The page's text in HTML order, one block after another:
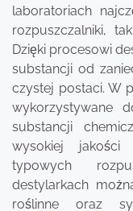
laboratoriach
rozpuszczalniki,
Dzięki procesowi
substancji od
czystej postaci. W
wykorzystywane
substancji
wysokiej jakości
typowych
destylarkach
roślinne oraz